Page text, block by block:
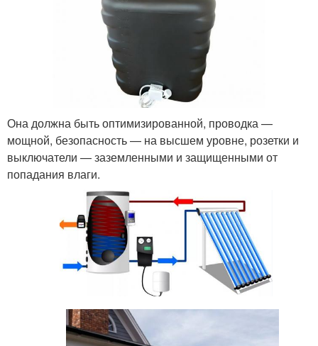
Она должна быть оптимизированной, проводка —
мощной, безопасность — на высшем уровне, розетки и
выключатели — заземленными и защищенными от
попадания влаги.